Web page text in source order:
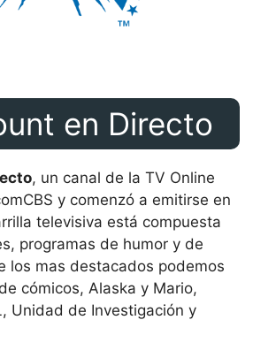
en Directo
, un canal de la TV Online
y comenzó a emitirse en
televisiva está compuesta
programas de humor y de
los mas destacados podemos
cómicos, Alaska y Mario,
Unidad de Investigación y